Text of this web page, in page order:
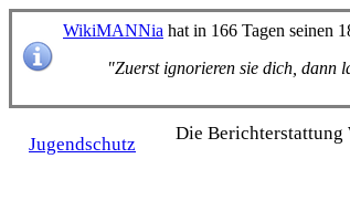
WikiMANNia hat in 166 Tagen seinen
"Zuerst ignorieren sie dich, dann
Jugendschutz
Die Bericht­erstattung